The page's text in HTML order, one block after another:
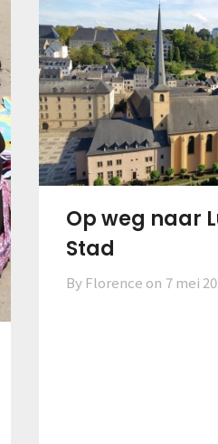
Op weg naar
Stad
By Florence on 7 mei